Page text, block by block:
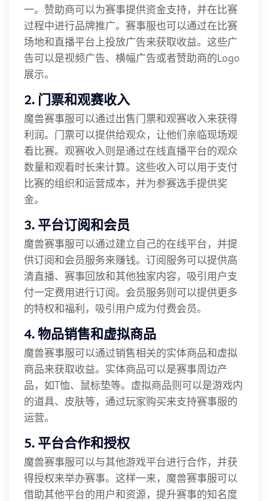
一。赞助商可以为赛事提供资金支持，并在比赛
过程中进行品牌推广。赛事服也可以通过在比赛
场地和直播平台上投放广告来获取收益。这些广
告可以是视频广告、横幅广告或者赞助商的Logo
展示。
2. 门票和观赛收入
魔兽赛事服可以通过出售门票和观赛收入来获得
利润。门票可以提供给观众，让他们亲临现场观
看比赛。观赛收入则是通过在线直播平台的观众
数量和观看时长来计算。这些收入可以用于支付
比赛的组织和运营成本，并为参赛选手提供奖
金。
3. 平台订阅和会员
魔兽赛事服可以通过建立自己的在线平台，并提
供订阅和会员服务来赚钱。订阅服务可以提供高
清直播、赛事回放和其他独家内容，吸引用户支
付一定费用进行订阅。会员服务则可以提供更多
的特权和福利，吸引用户成为付费会员。
4. 物品销售和虚拟商品
魔兽赛事服可以通过销售相关的实体商品和虚拟
商品来获取收益。实体商品可以是赛事周边产
品，如T恤、鼠标垫等。虚拟商品则可以是游戏内
的道具、皮肤等，通过玩家购买来支持赛事服的
运营。
5. 平台合作和授权
魔兽赛事服可以与其他游戏平台进行合作，并获
得授权来举办赛事。这样一来，魔兽赛事服可以
借助其他平台的用户和资源，提升赛事的知名度